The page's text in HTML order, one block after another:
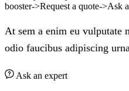
booster->Request a quote->Ask
At sem a enim eu vulputate
odio faucibus adipiscing
Ask an expert